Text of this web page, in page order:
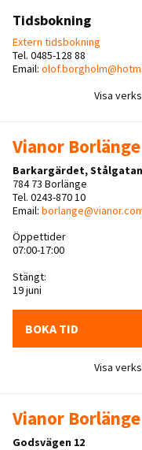
Tidsbokning
Extern tidsbokning
Tel. 0485-128 88
Email:
Visa
Vianor Borlänge
Barkargärdet,
784 73 Borlänge
Tel. 0243-870 10
Email:
Öppettider
07:00-17:00
Stängt:
19 juni
BOKA TID
Visa
Vianor
Godsvägen 12